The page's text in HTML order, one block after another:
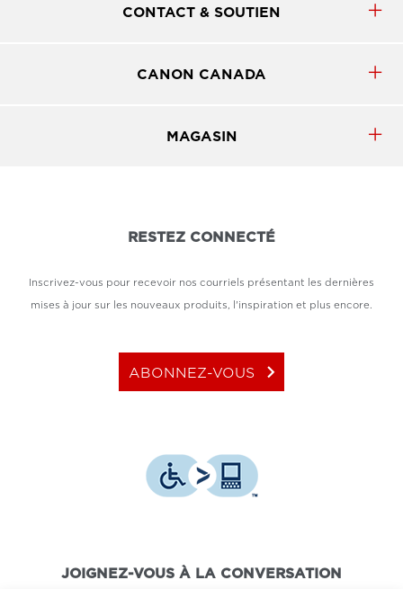
CONTACT & SOUTIEN
CANON CANADA
MAGASIN
RESTEZ CONNECTÉ
Inscrivez-vous pour recevoir nos courriels présentant les dernières
mises à jour sur les nouveaux produits, l'inspiration et plus encore.
ABONNEZ-VOUS keyboard_arrow_right
JOIGNEZ-VOUS À LA CONVERSATION